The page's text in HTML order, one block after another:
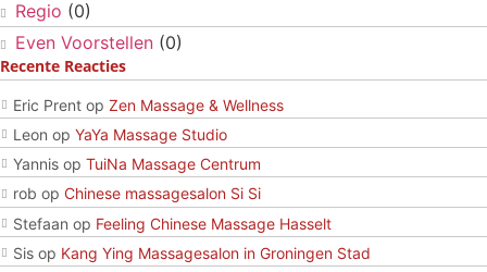
Regio (0)
Even Voorstellen (0)
Recente Reacties
Eric Prent op Zen Massage & Wellness
Leon op YaYa Massage Studio
Yannis op TuiNa Massage Centrum
rob op Chinese massagesalon Si Si
Stefaan op Feeling Chinese Massage Hasselt
Sis op Kang Ying Massagesalon in Groningen Stad